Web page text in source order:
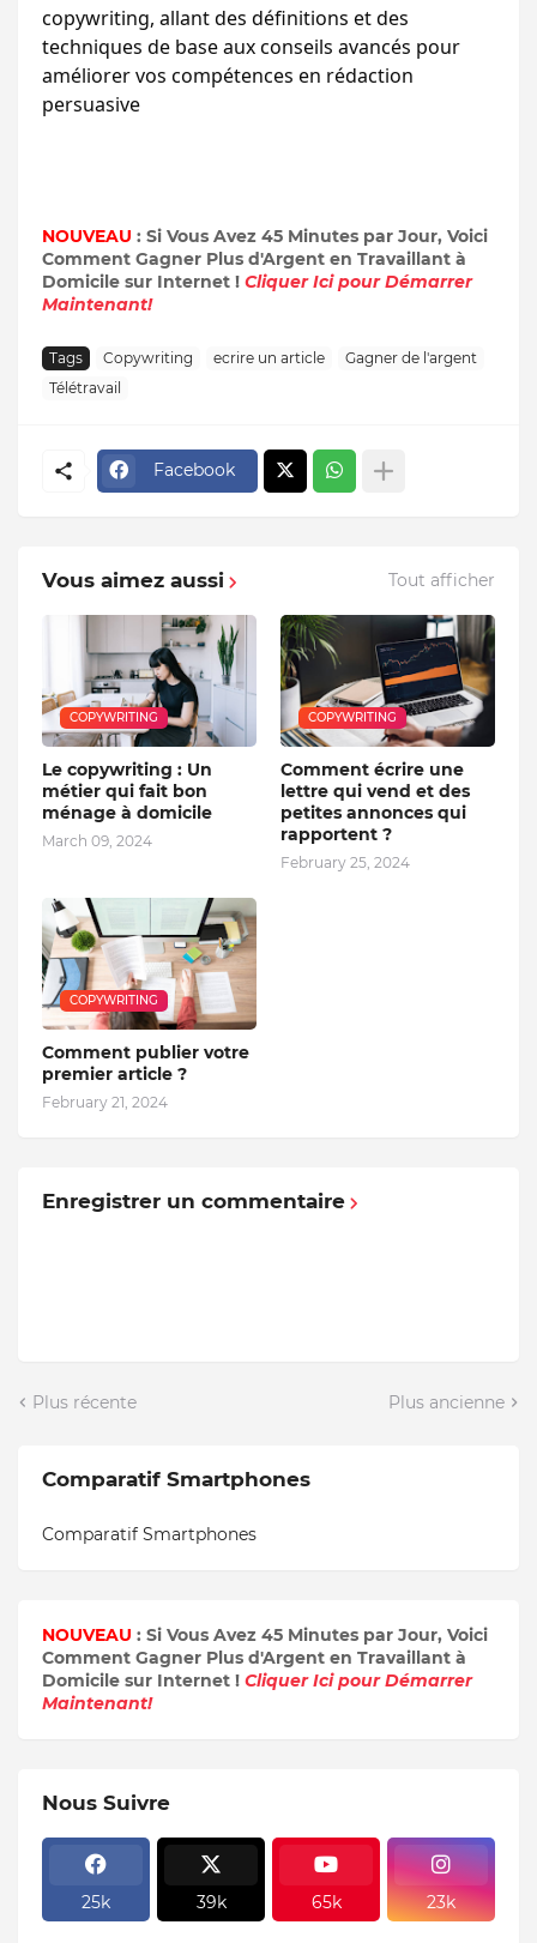
copywriting, allant des définitions et des
techniques de base aux conseils avancés pour
améliorer vos compétences en rédaction
persuasive
NOUVEAU : Si Vous Avez 45 Minutes par Jour, Voici
Comment Gagner Plus d'Argent en Travaillant à
Domicile sur Internet ! Cliquer Ici pour Démarrer
Maintenant!
Tags Copywriting ecrire un article
Gagner de l'argent
Télétravail
Facebook
Vous aimez aussi Tout afficher
COPYWRITING
Le copywriting : Un
métier qui fait bon
ménage à domicile
March 09, 2024
COPYWRITING
Comment écrire une
lettre qui vend et des
petites annonces qui
rapportent ?
February 25, 2024
COPYWRITING
Comment publier votre
premier article ?
February 21, 2024
Enregistrer un commentaire
Plus récente Plus ancienne
Comparatif Smartphones
Comparatif Smartphones
NOUVEAU : Si Vous Avez 45 Minutes par Jour, Voici
Comment Gagner Plus d'Argent en Travaillant à
Domicile sur Internet ! Cliquer Ici pour Démarrer
Maintenant!
Nous Suivre
25k 39k 65k 23k